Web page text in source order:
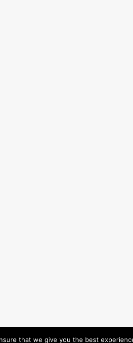
that we give you the best